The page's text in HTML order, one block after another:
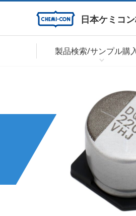
日本ケミコ
製品検索/サンプル購